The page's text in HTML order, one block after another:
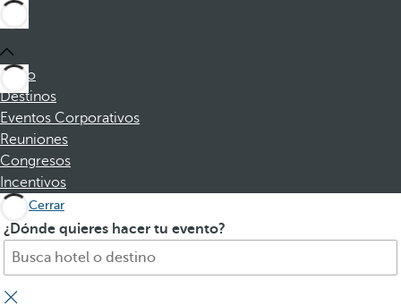
Inicio
Destinos
Eventos Corporativos
Reuniones
Congresos
Incentivos
Cerrar
¿Dónde quieres hacer tu evento?
B
s
c
A
p
u